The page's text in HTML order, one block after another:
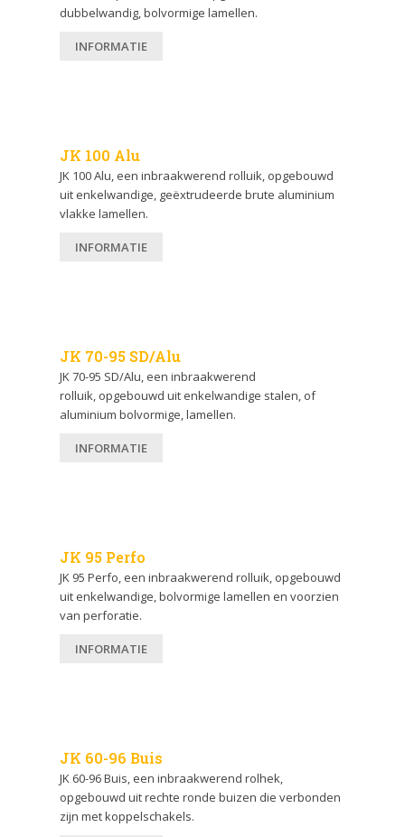
dubbelwandig, bolvormige lamellen.
INFORMATIE
JK 100 Alu
JK 100 Alu, een inbraakwerend rolluik, opgebouwd
uit enkelwandige, geëxtrudeerde brute aluminium
vlakke lamellen.
INFORMATIE
JK 70-95 SD/Alu
JK 70-95 SD/Alu, een inbraakwerend
rolluik, opgebouwd uit enkelwandige stalen, of
aluminium bolvormige, lamellen.
INFORMATIE
JK 95 Perfo
JK 95 Perfo, een inbraakwerend rolluik, opgebouwd
uit enkelwandige, bolvormige lamellen en voorzien
van perforatie.
INFORMATIE
JK 60-96 Buis
JK 60-96 Buis, een inbraakwerend rolhek,
opgebouwd uit rechte ronde buizen die verbonden
zijn met koppelschakels.